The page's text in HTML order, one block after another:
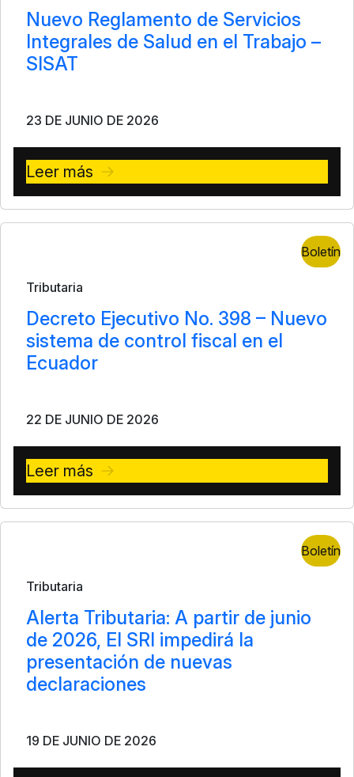
Nuevo Reglamento de Servicios
Integrales de Salud en el Trabajo –
SISAT
23 DE JUNIO DE 2026
Leer más
Boletín
Tributaria
Decreto Ejecutivo No. 398 – Nuevo
sistema de control fiscal en el
Ecuador
22 DE JUNIO DE 2026
Leer más
Boletín
Tributaria
Alerta Tributaria: A partir de junio
de 2026, El SRI impedirá la
presentación de nuevas
declaraciones
19 DE JUNIO DE 2026